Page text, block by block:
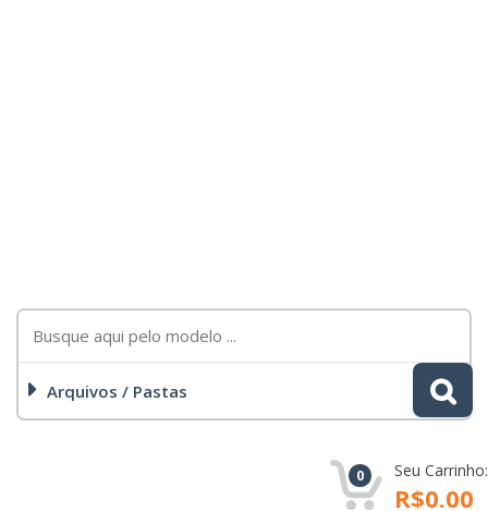
Arquivos / Pastas
0 Seu Carrinho:
R$0.00